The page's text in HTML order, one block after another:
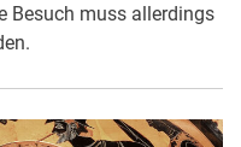
Besuch muss allerdings